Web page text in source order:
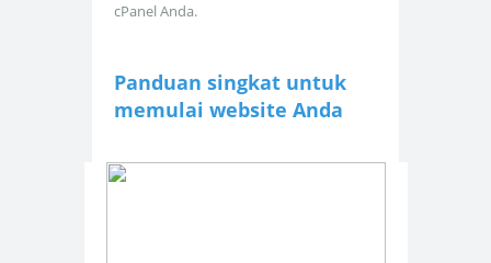
cPanel Anda.
Panduan singkat untuk
memulai website Anda